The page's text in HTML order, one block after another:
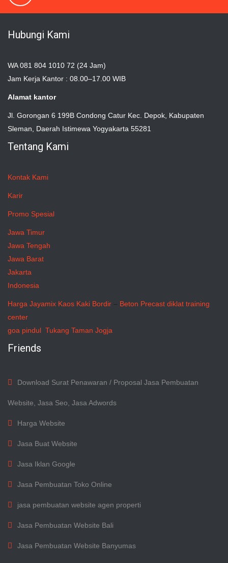
Hubungi Kami
WA 081 804 1010 72 (24 Jam)
Jam Kerja Kantor : 08.00–17.00 WIB
Alamat kantor
Jl. Gorongan 6 199B Condong Catur Kec. Depok, Kabupaten
Sleman, Daerah Istimewa Yogyakarta 55281
Tentang Kami
Kontak Kami
Karir
Promo Spesial
Jawa Timur
Jawa Tengah
Jawa Barat
Jakarta
Indonesia
Harga Jayamix Kaos Kaki Bordir – Beton Precast diklat training
center
goa pindul Tukang Taman Jogja
Friends
Download Surat Penawaran / Proposal Jasa Pembuatan
Website, Jasa Seo, Jasa Adwords
Harga Website
Jasa Buat Website
Jasa Iklan Google
Jasa Pembuatan Toko Online
jasa pembuatan website agen properti
Jasa Pembuatan Website Bali
Jasa Pembuatan Website Banyumas